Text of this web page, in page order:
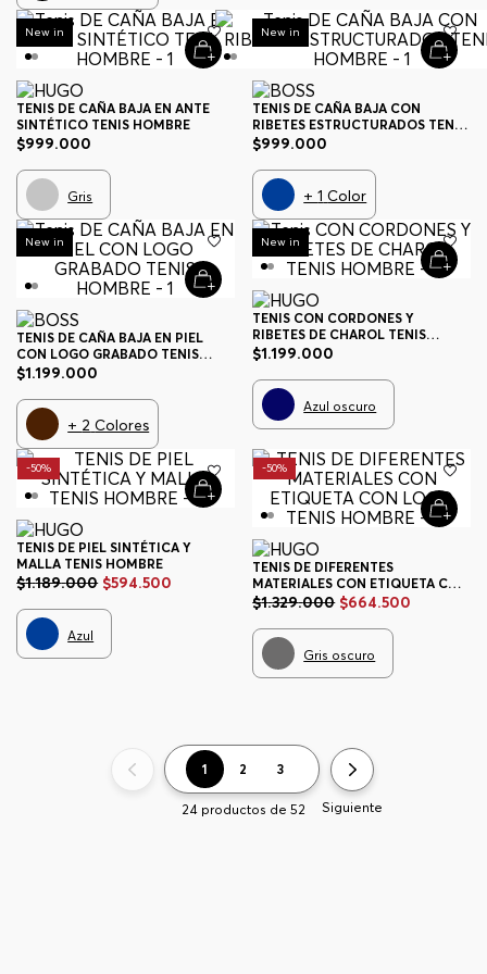
New in
TENIS DE CAÑA BAJA EN ANTE
SINTÉTICO TENIS HOMBRE
$999.000
Gris
New in
TENIS DE CAÑA BAJA CON
RIBETES ESTRUCTURADOS TENIS
HOMBRE
$999.000
+1 Color
New in
TENIS DE CAÑA BAJA EN PIEL
CON LOGO GRABADO TENIS
HOMBRE
$1.199.000
+ 2 Colores
New in
TENIS CON CORDONES Y
RIBETES DE CHAROL TENIS
HOMBRE
$1.199.000
Azul oscuro
-50%
TENIS DE PIEL SINTÉTICA Y
MALLA TENIS HOMBRE
$1.189.000 $594.500
Azul
-50%
TENIS DE DIFERENTES
MATERIALES CON ETIQUETA CON
LOGO TENIS HOMBRE
$1.329.000 $664.500
Gris oscuro
1 2 3
Siguiente
24 productos de 52